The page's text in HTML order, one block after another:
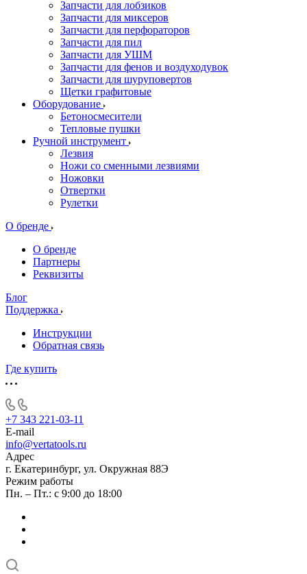
Запчасти для лобзиков
Запчасти для миксеров
Запчасти для перфораторов
Запчасти для пил
Запчасти для УШМ
Запчасти для фенов и воздуходувок
Запчасти для шуруповертов
Щетки графитовые
Оборудование
Бетоносмесители
Тепловые пушки
Ручной инструмент
Лезвия
Ножи со сменными лезвиями
Ножовки
Отвертки
Рулетки
О бренде
О бренде
Партнеры
Реквизиты
Блог
Поддержка
Инструкции
Обратная связь
Где купить
+7 343 221-03-11
E-mail
info@vertatools.ru
Адрес
г. Екатеринбург, ул. Окружная 88Э
Режим работы
Пн. – Пт.: с 9:00 до 18:00